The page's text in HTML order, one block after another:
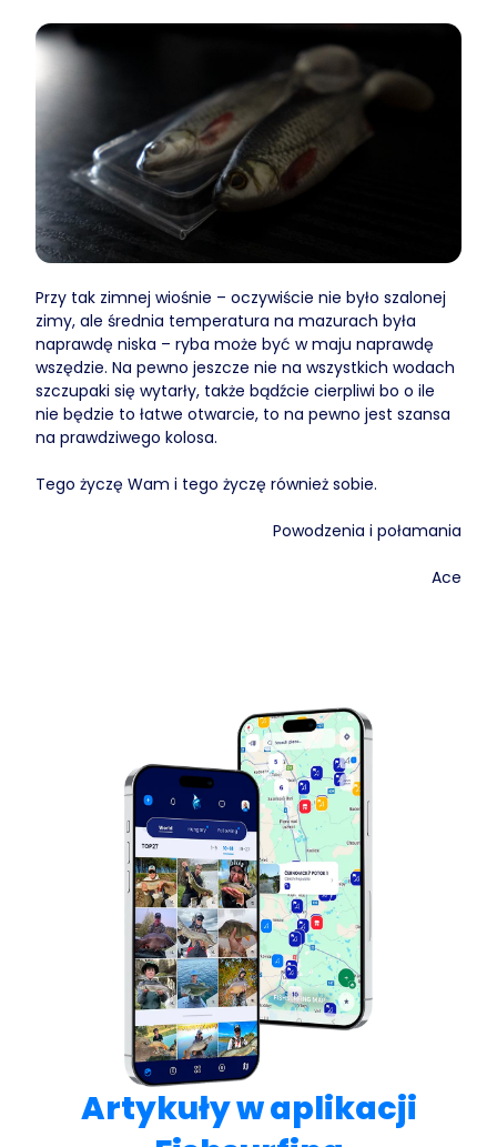
Przy tak zimnej wiośnie – oczywiście nie było szalonej
zimy, ale średnia temperatura na mazurach była
naprawdę niska – ryba może być w maju naprawdę
wszędzie. Na pewno jeszcze nie na wszystkich wodach
szczupaki się wytarły, także bądźcie cierpliwi bo o ile
nie będzie to łatwe otwarcie, to na pewno jest szansa
na prawdziwego kolosa.
Tego życzę Wam i tego życzę również sobie.
Powodzenia i połamania
Ace
Artykuły w aplikacji